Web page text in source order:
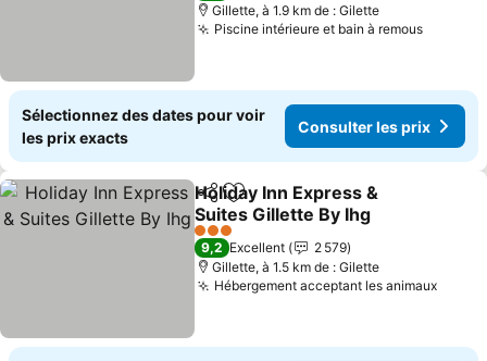
Gillette, à 1.9 km de : Gilette
Piscine intérieure et bain à remous
Sélectionnez des dates pour voir
les prix exacts
Consulter les prix
PartagerAjouter à mes favoris
Holiday Inn Express &
Suites Gillette By Ihg
Consulter les prix
3 Étoiles
9,2 Excellent
2 579
Gillette, à 1.5 km de : Gilette
Hébergement acceptant les animaux